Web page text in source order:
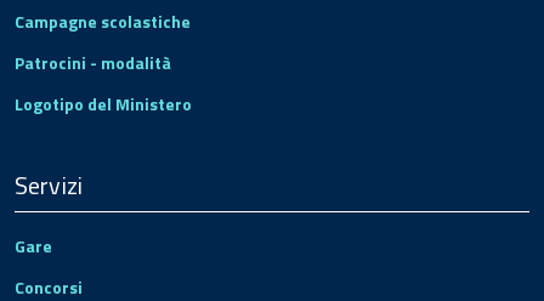
Campagne scolastiche
Patrocini - modalità
Logotipo del Ministero
Servizi
Gare
Concorsi